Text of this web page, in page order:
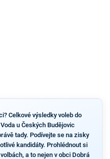
Celkové výsledky voleb do
u Českých Budějovic
tady. Podívejte se na zisky
kandidáty. Prohlédnout si
a to nejen v obci Dobrá